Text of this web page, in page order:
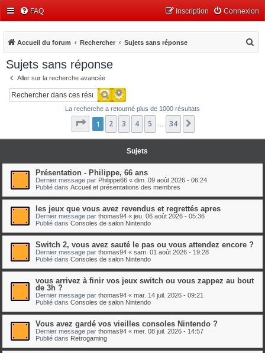
FAQ Connexion
Inscription
Accueil du forum Rechercher Sujets sans réponse
h
Sujets sans réponse
Aller sur la recherche avancée
Rechercher
Recherche avancée
La recherche a retourné plus de 1000 résultats
Page sur34
1 2 3 4 5 34
Sujets
Présentation - Philippe, 66 ans
Dernier message par Philippe66 « dim. 09 août 2026 - 06:24
Publié dans Accueil et présentations des membres
les jeux que vous avez revendus et regrettés apres
Dernier message par thomas94 « jeu. 06 août 2026 - 05:36
Publié dans Consoles de salon Nintendo
Switch 2, vous avez sauté le pas ou vous attendez encore ?
Dernier message par thomas94 « sam. 01 août 2026 - 19:28
Publié dans Consoles de salon Nintendo
vous arrivez à finir vos jeux switch ou vous zappez au bout
de 3h ?
Dernier message par thomas94 « mar. 14 juil. 2026 - 09:21
Publié dans Consoles de salon Nintendo
Vous avez gardé vos vieilles consoles Nintendo ?
Dernier message par thomas94 « mer. 08 juil. 2026 - 14:57
Publié dans Retrogaming